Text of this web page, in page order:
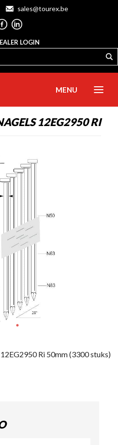
sales@tourex.be
LOGIN
MENU
12EG2950 RI
Ri 50mm (3300 stuks)